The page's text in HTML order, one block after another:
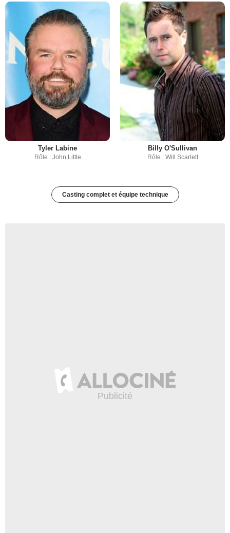
Tyler Labine
Rôle : John Little
Billy O'Sullivan
Rôle : Will Scarlett
Casting complet et équipe technique